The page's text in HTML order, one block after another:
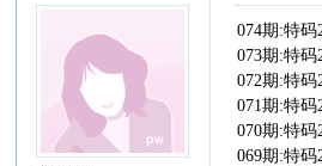
074期:特码
073期:特码
072期:特码
071期:特码
070期:特码
069期:特码